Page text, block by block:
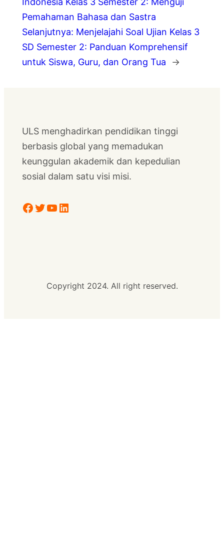
Pemahaman Bahasa dan Sastra
Selanjutnya: Menjelajahi Soal Ujian Kelas 3
SD Semester 2: Panduan Komprehensif
untuk Siswa, Guru, dan Orang Tua
→
ULS menghadirkan pendidikan tinggi
berbasis global yang memadukan
keunggulan akademik dan kepedulian
sosial dalam satu visi misi.
Facebook Twitter YouTube LinkedIn
Copyright 2024. All right reserved.